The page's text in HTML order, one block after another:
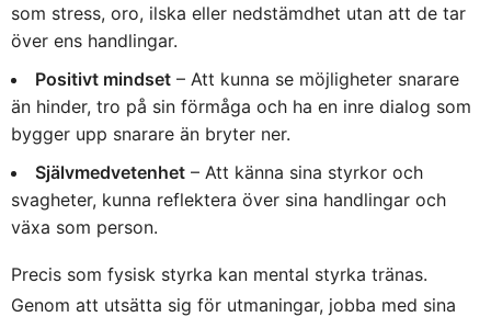
som stress, oro, ilska eller nedstämdhet utan att de tar
över ens handlingar.
Positivt mindset – Att kunna se möjligheter snarare
än hinder, tro på sin förmåga och ha en inre dialog som
bygger upp snarare än bryter ner.
Självmedvetenhet – Att känna sina styrkor och
svagheter, kunna reflektera över sina handlingar och
växa som person.
Precis som fysisk styrka kan mental styrka tränas.
Genom att utsätta sig för utmaningar, jobba med sina